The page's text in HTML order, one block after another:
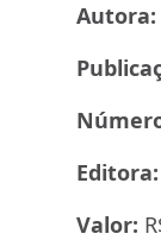
Autora:
Editora:
Valor: